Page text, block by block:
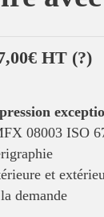
HT (?)
08003 ISO
et
demande